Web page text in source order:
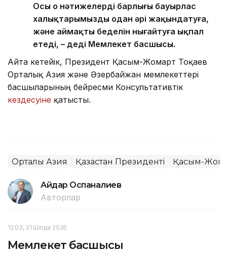
Осы оң нәтижелердің барлығы бауырлас
халықтарымызды одан әрі жақындатуға,
және аймақтың беделін нығайтуға ықпал
етеді, – деді Мемлекет басшысы.
Айта кетейік, Президент Қасым-Жомарт Тоқаев
Орталық Азия және Әзербайжан мемлекеттері
басшыларының бейресми Консультативтік
кездесуіне қатысты.
Орталық Азия Қазақстан Президенті Қасым-
Айдар Оспаналиев
Авторлар
12:03, 31 Шілде 2026
Мемлекет басшысы